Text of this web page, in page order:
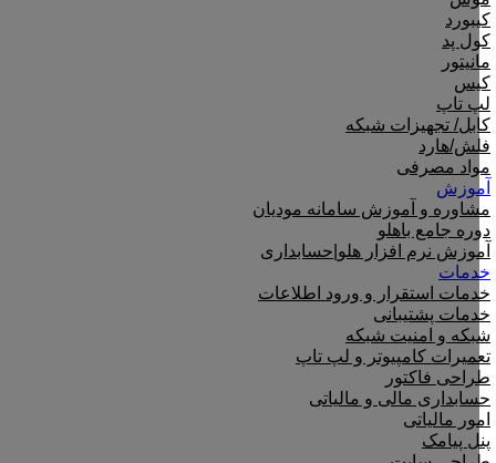
کیبورد
کول پد
مانیتور
کیس
لپ تاپ
کابل/ تجهیزات شبکه
فلش/هارد
مواد مصرفی
آموزش
مشاوره و آموزش سامانه مودیان
دوره جامع باهلو
آموزش نرم افزار هلو|حسابداری
خدمات
خدمات استقرار و ورود اطلاعات
خدمات پشتیبانی
شبکه و امنیت شبکه
تعمیرات کامپیوتر و لپ تاپ
طراحی فاکتور
حسابداری مالی و مالیاتی
امور مالیاتی
پنل پیامک